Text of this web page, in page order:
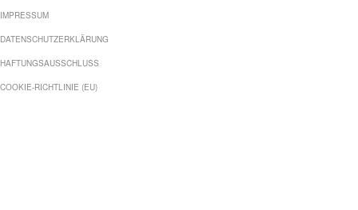
IMPRESSUM
DATENSCHUTZERKLÄRUNG
HAFTUNGSAUSSCHLUSS
COOKIE-RICHTLINIE (EU)